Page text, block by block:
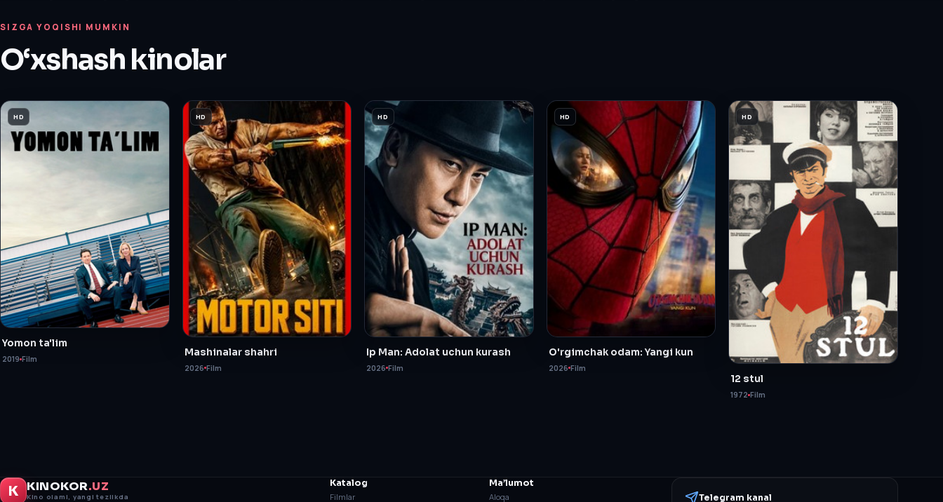
SIZGA YOQISHI MUMKIN
O‘xshash kinolar
HD
Yomon ta'lim
2019 Film
HD
Mashinalar shahri
2026 Film
HD
Ip Man: Adolat uchun kurash
2026 Film
HD
O'rgimchak odam: Yangi kun
2026 Film
HD
12 stul
1972 Film
K KINOKOR.UZ
Kino olami, yangi tezlikda
Katalog
Filmlar
Ma’lumot
Aloqa Telegram kanal